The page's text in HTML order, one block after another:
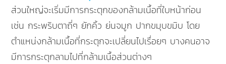
ส่วนใหญ่จะเริ่มมีการกระตุกของกล้ามเนื้อที่ใบหน้าก่อน
เช่น กระพริบตาถี่ๆ ยักคิ้ว ย่นจมูก ปากขมุบขมิบ โดย
ตำแหน่งกล้ามเนื้อที่กระตุกจะเปลี่ยนไปเรื่อยๆ บางคนอาจ
มีการกระตุกลามไปที่กล้ามเนื้อส่วนต่างๆ